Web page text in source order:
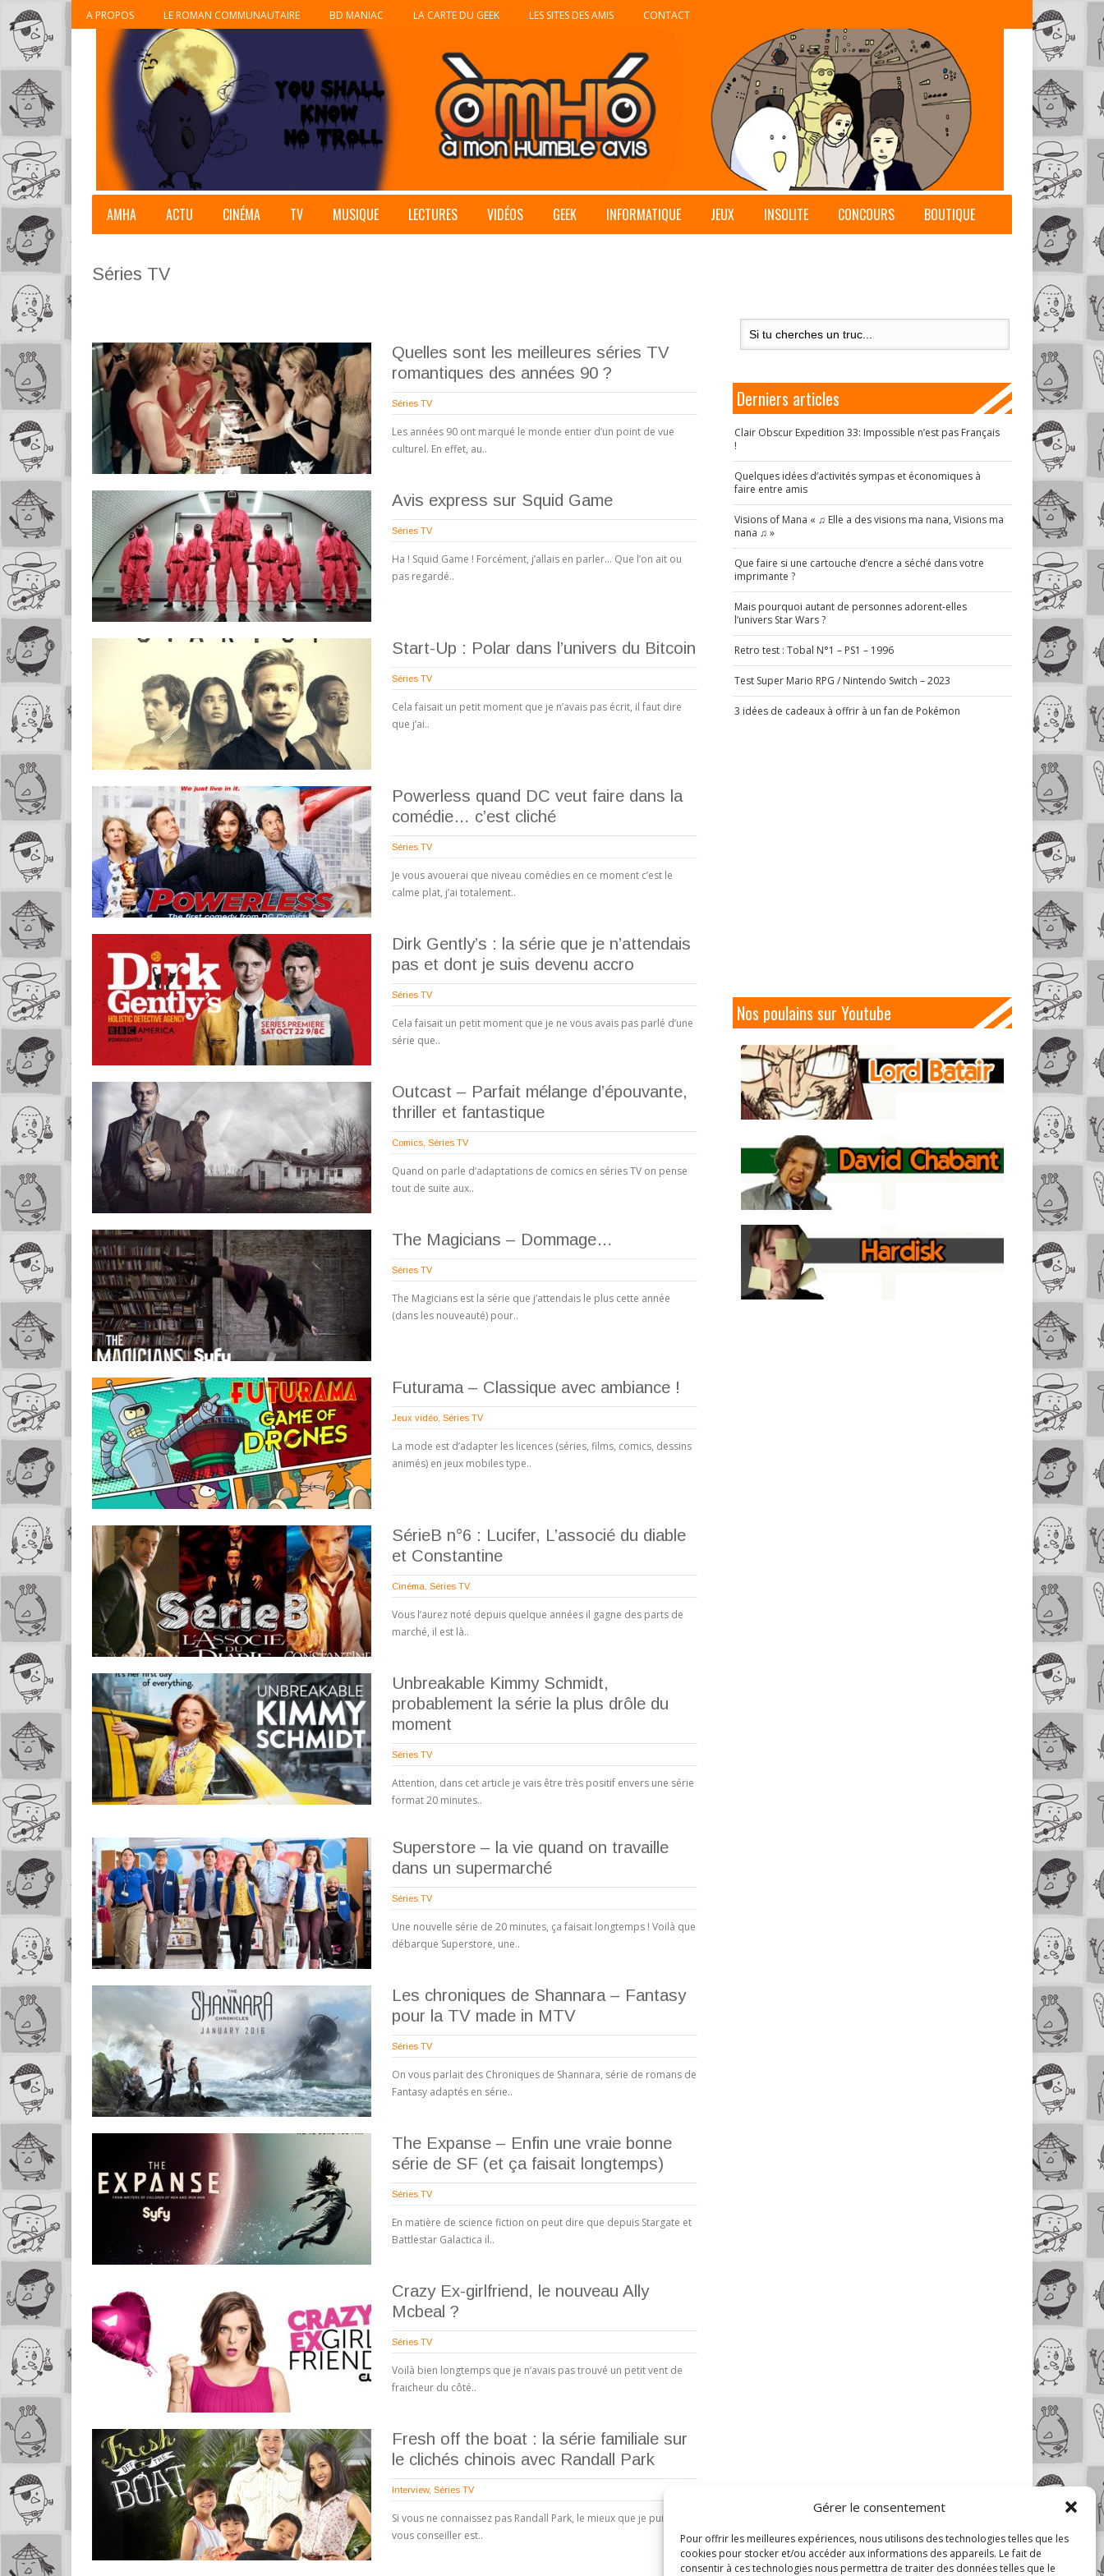
Gérer le consentement
Pour offrir les meilleures expériences, nous utilisons des technologies telles que les
cookies pour stocker et/ou accéder aux informations des appareils. Le fait de
consentir à ces technologies nous permettra de traiter des données telles que le
A PROPOS LE ROMAN COMMUNAUTAIRE BD MANIAC LA CARTE DU GEEK LES SITES DES AMIS CONTACT
AMHA ACTU CINÉMA TV MUSIQUE LECTURES VIDÉOS GEEK INFORMATIQUE JEUX INSOLITE CONCOURS BOUTIQUE
Séries TV
Quelles sont les meilleures séries TV
romantiques des années 90 ?
Séries TV
Les années 90 ont marqué le monde entier d’un point de vue
culturel. En effet, au..
Avis express sur Squid Game
Séries TV
Ha ! Squid Game ! Forcément, j’allais en parler… Que l’on ait ou
pas regardé..
Start-Up : Polar dans l’univers du Bitcoin
Séries TV
Cela faisait un petit moment que je n’avais pas écrit, il faut dire
que j’ai..
Powerless quand DC veut faire dans la
comédie… c’est cliché
Séries TV
Je vous avouerai que niveau comédies en ce moment c’est le
calme plat, j’ai totalement..
Dirk Gently’s : la série que je n’attendais
pas et dont je suis devenu accro
Séries TV
Cela faisait un petit moment que je ne vous avais pas parlé d’une
série que..
Outcast – Parfait mélange d’épouvante,
thriller et fantastique
Comics Séries TV
Quand on parle d’adaptations de comics en séries TV on pense
tout de suite aux..
The Magicians – Dommage…
Séries TV
The Magicians est la série que j’attendais le plus cette année
(dans les nouveauté) pour..
Futurama – Classique avec ambiance !
Jeux vidéo Séries TV
La mode est d’adapter les licences (séries, films, comics, dessins
animés) en jeux mobiles type..
SérieB n°6 : Lucifer, L’associé du diable
et Constantine
Cinéma Séries TV
Vous l’aurez noté depuis quelque années il gagne des parts de
marché, il est là..
Unbreakable Kimmy Schmidt,
probablement la série la plus drôle du
moment
Séries TV
Attention, dans cet article je vais être très positif envers une série
format 20 minutes..
Superstore – la vie quand on travaille
dans un supermarché
Séries TV
Une nouvelle série de 20 minutes, ça faisait longtemps ! Voilà que
débarque Superstore, une..
Les chroniques de Shannara – Fantasy
pour la TV made in MTV
Séries TV
On vous parlait des Chroniques de Shannara, série de romans de
Fantasy adaptés en série..
The Expanse – Enfin une vraie bonne
série de SF (et ça faisait longtemps)
Séries TV
En matière de science fiction on peut dire que depuis Stargate et
Battlestar Galactica il..
Crazy Ex-girlfriend, le nouveau Ally
Mcbeal ?
Séries TV
Voilà bien longtemps que je n’avais pas trouvé un petit vent de
fraicheur du côté..
Fresh off the boat : la série familiale sur
le clichés chinois avec Randall Park
Interview, Séries TV
Si vous ne connaissez pas Randall Park, le mieux que je puisse
vous conseiller est..
Derniers articles
Clair Obscur Expedition 33: Impossible n’est pas Français
!
Quelques idées d’activités sympas et économiques à
faire entre amis
Visions of Mana « ♫ Elle a des visions ma nana, Visions ma
nana ♫ »
Que faire si une cartouche d’encre a séché dans votre
imprimante ?
Mais pourquoi autant de personnes adorent-elles
l’univers Star Wars ?
Retro test : Tobal N°1 – PS1 – 1996
Test Super Mario RPG / Nintendo Switch – 2023
3 idées de cadeaux à offrir à un fan de Pokémon
Nos poulains sur Youtube